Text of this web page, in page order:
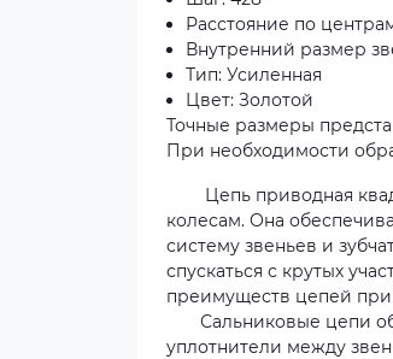
Расстояние по
Внутренний размер
Тип: Усиленная
Цвет: Золотой
Точные размеры
При необходимости
Цепь приводная
колесам. Она
систему звеньев и
спускаться с крутых
преимуществ цепей
Сальниковые цепи
уплотнители между